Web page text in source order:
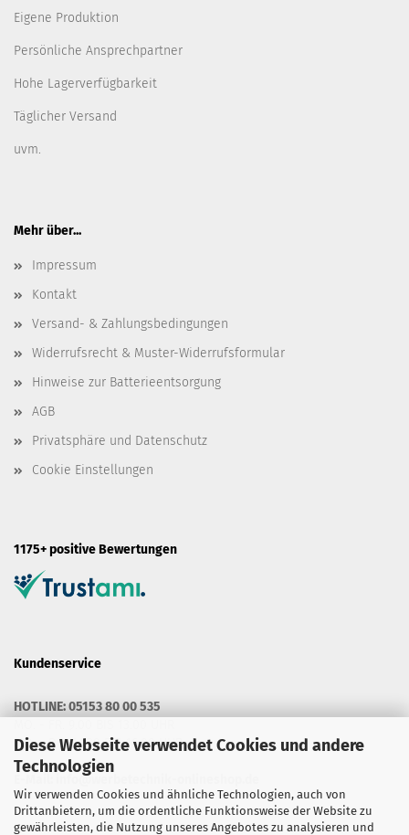
Diese Webseite verwendet Cookies und andere
Technologien
Wir verwenden Cookies und ähnliche Technologien, auch von
Drittanbietern, um die ordentliche Funktionsweise der Website zu
gewährleisten, die Nutzung unseres Angebotes zu analysieren und
Eigene Produktion
Persönliche Ansprechpartner
Hohe Lagerverfügbarkeit
Täglicher Versand
uvm.
Mehr über...
Impressum
Kontakt
Versand- & Zahlungsbedingungen
Widerrufsrecht & Muster-Widerrufsformular
Hinweise zur Batterieentsorgung
AGB
Privatsphäre und Datenschutz
Cookie Einstellungen
1175+ positive Bewertungen
Kundenservice
HOTLINE: 05153 80 00 535
MO. - DO. 14.30 BIS 16.00 UHR
info@werbetechnik-onlineshop.de